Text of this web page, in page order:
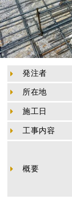
発注者
所在地
施工日
工事内容
概要